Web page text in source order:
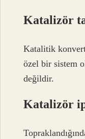
Katalizör
Katalitik
özel bir sistem
değildir.
Katalizör